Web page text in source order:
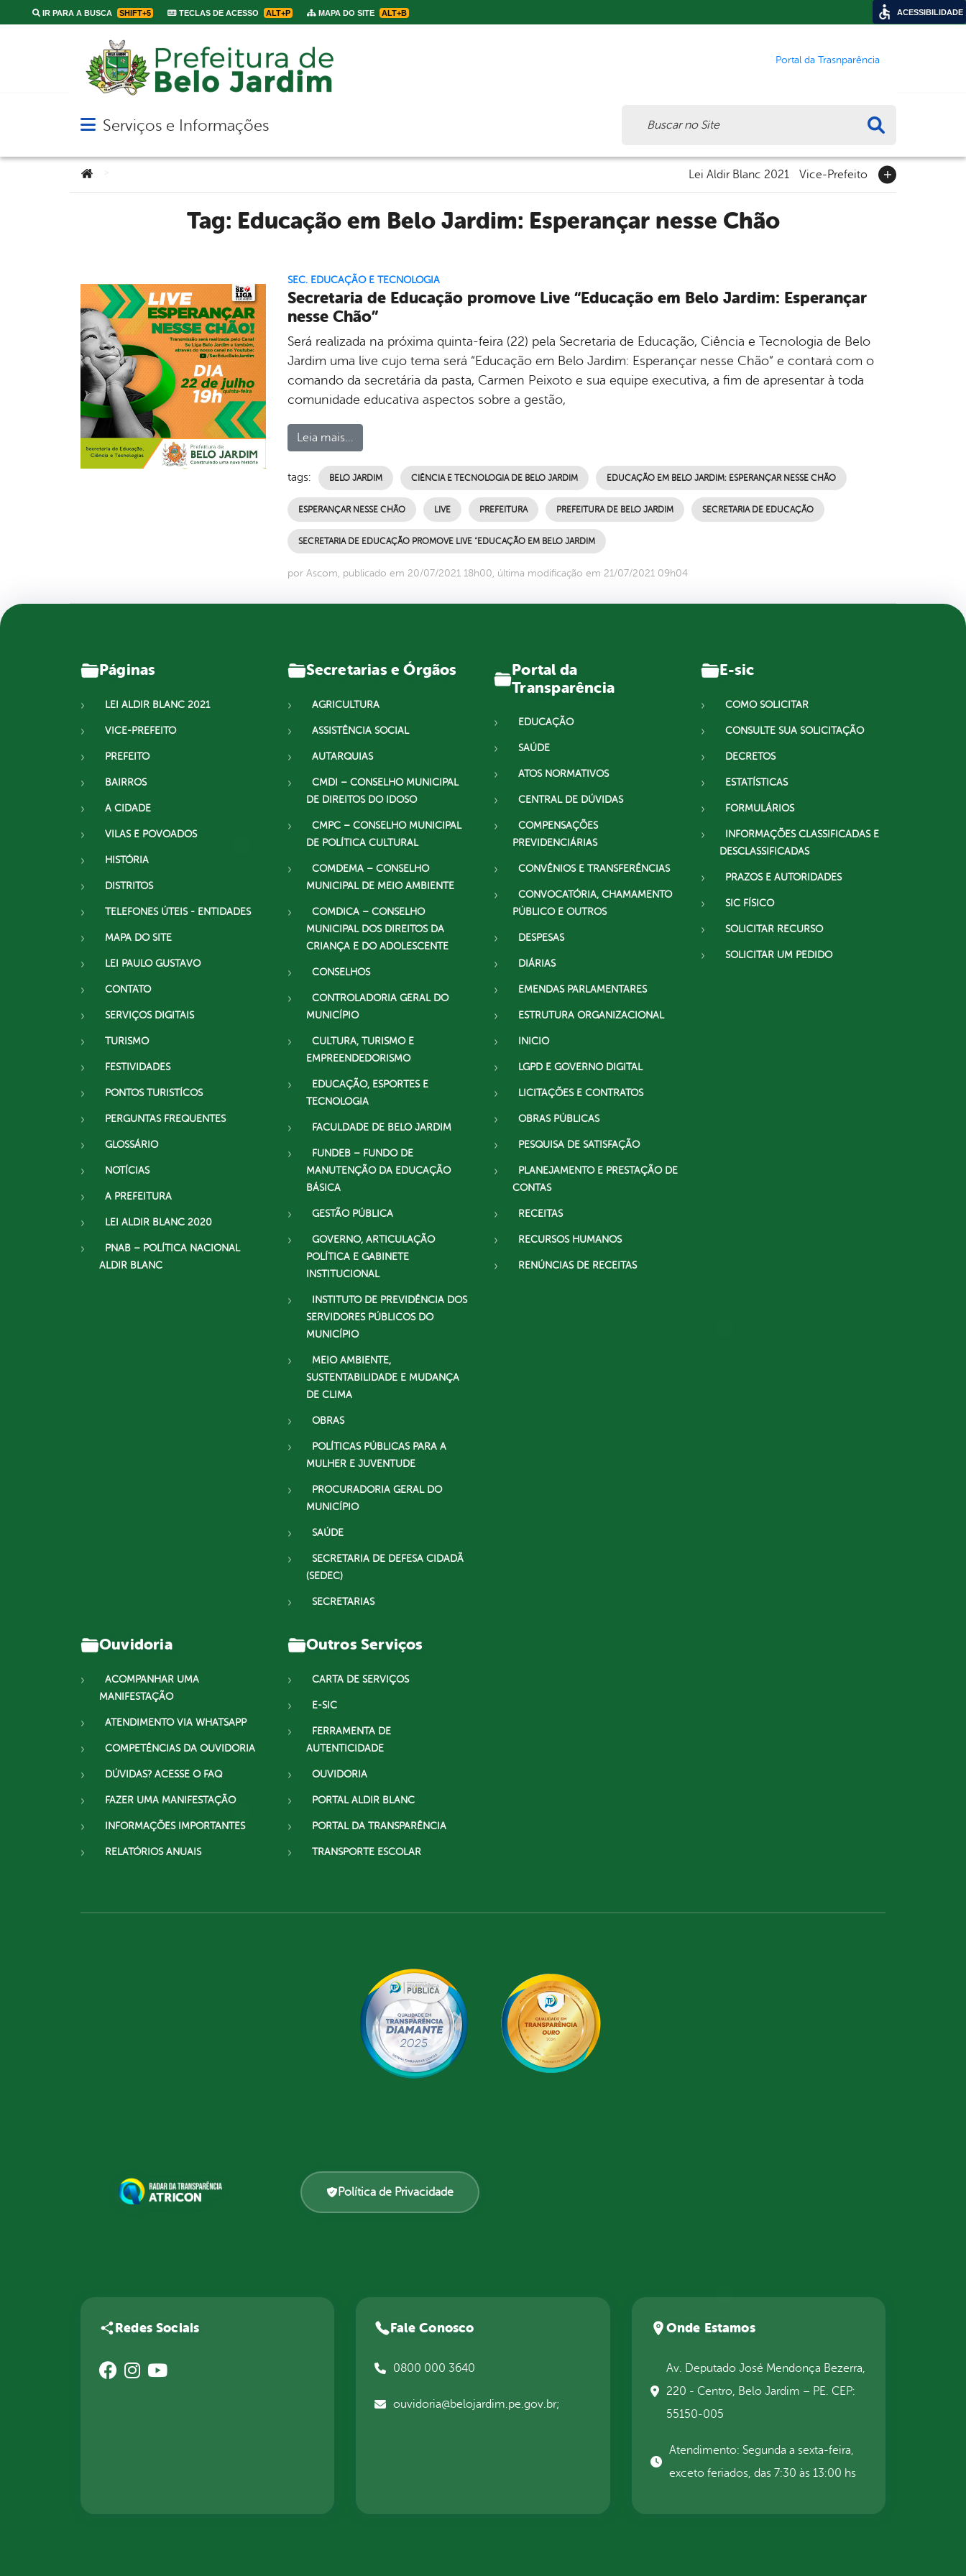
IR PARA A BUSCA SHIFT+5 TECLAS DE ACESSO ALT+P MAPA DO SITE ALT+B
Portal da Trasnparência
Abrir menu principal de navegação
Serviços e Informações
Você está aqui: Lei Aldir Blanc 2021 Vice-Prefeito
Tag: Educação em Belo Jardim: Esperançar nesse Chão
SEC. EDUCAÇÃO E TECNOLOGIA
Secretaria de Educação promove Live “Educação em Belo Jardim: Esperançar
nesse Chão”
Será realizada na próxima quinta-feira (22) pela Secretaria de Educação, Ciência e Tecnologia de Belo
Jardim uma live cujo tema será “Educação em Belo Jardim: Esperançar nesse Chão” e contará com o
comando da secretária da pasta, Carmen Peixoto e sua equipe executiva, a fim de apresentar à toda
comunidade educativa aspectos sobre a gestão,
Leia mais...
tags: BELO JARDIM CIÊNCIA E TECNOLOGIA DE BELO JARDIM EDUCAÇÃO EM BELO JARDIM: ESPERANÇAR NESSE CHÃO
ESPERANÇAR NESSE CHÃO LIVE PREFEITURA PREFEITURA DE BELO JARDIM SECRETARIA DE EDUCAÇÃO
SECRETARIA DE EDUCAÇÃO PROMOVE LIVE “EDUCAÇÃO EM BELO JARDIM
por Ascom, publicado em 20/07/2021 18h00, última modificação em 21/07/2021 09h04
Páginas
LEI ALDIR BLANC 2021
VICE-PREFEITO
PREFEITO
BAIRROS
A CIDADE
VILAS E POVOADOS
HISTÓRIA
DISTRITOS
TELEFONES ÚTEIS - ENTIDADES
MAPA DO SITE
LEI PAULO GUSTAVO
CONTATO
SERVIÇOS DIGITAIS
TURISMO
FESTIVIDADES
PONTOS TURISTÍCOS
PERGUNTAS FREQUENTES
GLOSSÁRIO
NOTÍCIAS
A PREFEITURA
LEI ALDIR BLANC 2020
PNAB – POLÍTICA NACIONAL
ALDIR BLANC
Secretarias e Órgãos
AGRICULTURA
ASSISTÊNCIA SOCIAL
AUTARQUIAS
CMDI – CONSELHO MUNICIPAL
DE DIREITOS DO IDOSO
CMPC – CONSELHO MUNICIPAL
DE POLÍTICA CULTURAL
COMDEMA – CONSELHO
MUNICIPAL DE MEIO AMBIENTE
COMDICA – CONSELHO
MUNICIPAL DOS DIREITOS DA
CRIANÇA E DO ADOLESCENTE
CONSELHOS
CONTROLADORIA GERAL DO
MUNICÍPIO
CULTURA, TURISMO E
EMPREENDEDORISMO
EDUCAÇÃO, ESPORTES E
TECNOLOGIA
FACULDADE DE BELO JARDIM
FUNDEB – FUNDO DE
MANUTENÇÃO DA EDUCAÇÃO
BÁSICA
GESTÃO PÚBLICA
GOVERNO, ARTICULAÇÃO
POLÍTICA E GABINETE
INSTITUCIONAL
INSTITUTO DE PREVIDÊNCIA DOS
SERVIDORES PÚBLICOS DO
MUNICÍPIO
MEIO AMBIENTE,
SUSTENTABILIDADE E MUDANÇA
DE CLIMA
OBRAS
POLÍTICAS PÚBLICAS PARA A
MULHER E JUVENTUDE
PROCURADORIA GERAL DO
MUNICÍPIO
SAÚDE
SECRETARIA DE DEFESA CIDADÃ
(SEDEC)
SECRETARIAS
Portal da
Transparência
EDUCAÇÃO
SAÚDE
ATOS NORMATIVOS
CENTRAL DE DÚVIDAS
COMPENSAÇÕES
PREVIDENCIÁRIAS
CONVÊNIOS E TRANSFERÊNCIAS
CONVOCATÓRIA, CHAMAMENTO
PÚBLICO E OUTROS
DESPESAS
DIÁRIAS
EMENDAS PARLAMENTARES
ESTRUTURA ORGANIZACIONAL
INICIO
LGPD E GOVERNO DIGITAL
LICITAÇÕES E CONTRATOS
OBRAS PÚBLICAS
PESQUISA DE SATISFAÇÃO
PLANEJAMENTO E PRESTAÇÃO DE
CONTAS
RECEITAS
RECURSOS HUMANOS
RENÚNCIAS DE RECEITAS
E-sic
COMO SOLICITAR
CONSULTE SUA SOLICITAÇÃO
DECRETOS
ESTATÍSTICAS
FORMULÁRIOS
INFORMAÇÕES CLASSIFICADAS E
DESCLASSIFICADAS
PRAZOS E AUTORIDADES
SIC FÍSICO
SOLICITAR RECURSO
SOLICITAR UM PEDIDO
Ouvidoria
ACOMPANHAR UMA
MANIFESTAÇÃO
ATENDIMENTO VIA WHATSAPP
COMPETÊNCIAS DA OUVIDORIA
DÚVIDAS? ACESSE O FAQ
FAZER UMA MANIFESTAÇÃO
INFORMAÇÕES IMPORTANTES
RELATÓRIOS ANUAIS
Outros Serviços
CARTA DE SERVIÇOS
E-SIC
FERRAMENTA DE
AUTENTICIDADE
OUVIDORIA
PORTAL ALDIR BLANC
PORTAL DA TRANSPARÊNCIA
TRANSPORTE ESCOLAR
Política de Privacidade
Redes Sociais Fale Conosco
0800 000 3640
ouvidoria@belojardim.pe.gov.br;
Onde Estamos
Av. Deputado José Mendonça Bezerra,
220 - Centro, Belo Jardim – PE. CEP:
55150-005
Atendimento: Segunda a sexta-feira,
exceto feriados, das 7:30 às 13:00 hs
ACESSIBILIDADE